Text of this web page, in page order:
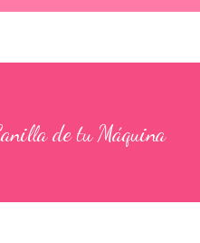
#corteyconfeccion
de tu Máquina